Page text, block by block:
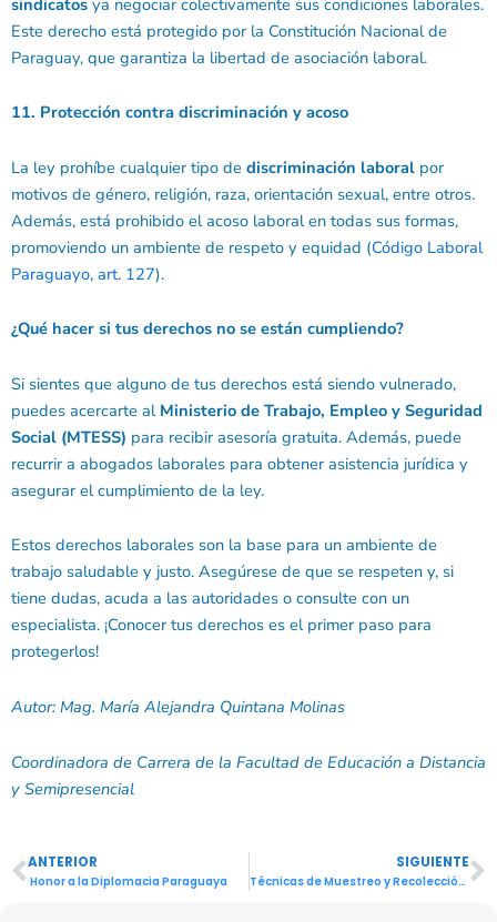
Este derecho está protegido por la Constitución Nacional de
Paraguay, que garantiza la libertad de asociación laboral.
11. Protección contra discriminación y acoso
La ley prohíbe cualquier tipo de discriminación laboral por
motivos de género, religión, raza, orientación sexual, entre otros.
Además, está prohibido el acoso laboral en todas sus formas,
promoviendo un ambiente de respeto y equidad (Código Laboral
Paraguayo, art. 127).
¿Qué hacer si tus derechos no se están cumpliendo?
Si sientes que alguno de tus derechos está siendo vulnerado,
puedes acercarte al Ministerio de Trabajo, Empleo y Seguridad
Social (MTESS) para recibir asesoría gratuita. Además, puede
recurrir a abogados laborales para obtener asistencia jurídica y
asegurar el cumplimiento de la ley.
Estos derechos laborales son la base para un ambiente de
trabajo saludable y justo. Asegúrese de que se respeten y, si
tiene dudas, acuda a las autoridades o consulte con un
especialista. ¡Conocer tus derechos es el primer paso para
protegerlos!
Autor: Mag. María Alejandra Quintana Molinas
Coordinadora de Carrera de la Facultad de Educación a Distancia
y Semipresencial
Ant
ANTERIOR
Honor a la Diplomacia Paraguaya
SIGUIENTE
Técnicas de Muestreo y Recolección de Datos